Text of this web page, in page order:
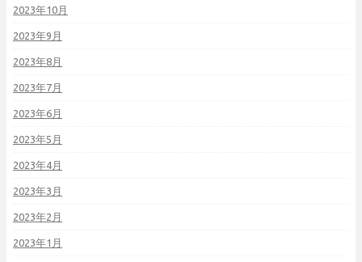
2023年10月
2023年9月
2023年8月
2023年7月
2023年6月
2023年5月
2023年4月
2023年3月
2023年2月
2023年1月